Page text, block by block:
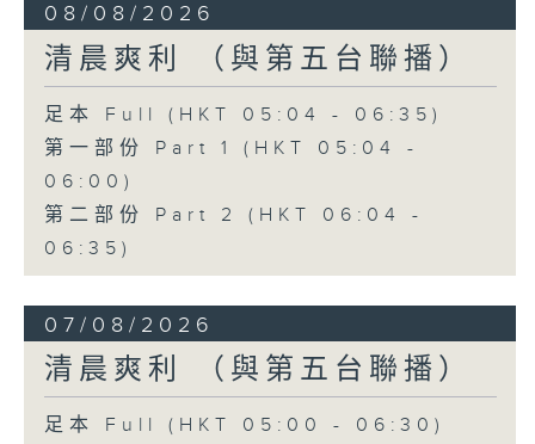
08/08/2026
清晨爽利 （與第五台聯播）
足本 Full (HKT 05:04 - 06:35)
第一部份 Part 1 (HKT 05:04 -
06:00)
第二部份 Part 2 (HKT 06:04 -
06:35)
07/08/2026
清晨爽利 （與第五台聯播）
足本 Full (HKT 05:00 - 06:30)